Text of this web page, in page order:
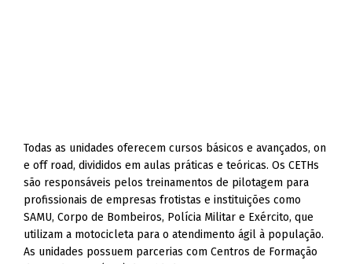
Todas as unidades oferecem cursos básicos e avançados, on
e off road, divididos em aulas práticas e teóricas. Os CETHs
são responsáveis pelos treinamentos de pilotagem para
profissionais de empresas frotistas e instituições como
SAMU, Corpo de Bombeiros, Polícia Militar e Exército, que
utilizam a motocicleta para o atendimento ágil à população.
As unidades possuem parcerias com Centros de Formação